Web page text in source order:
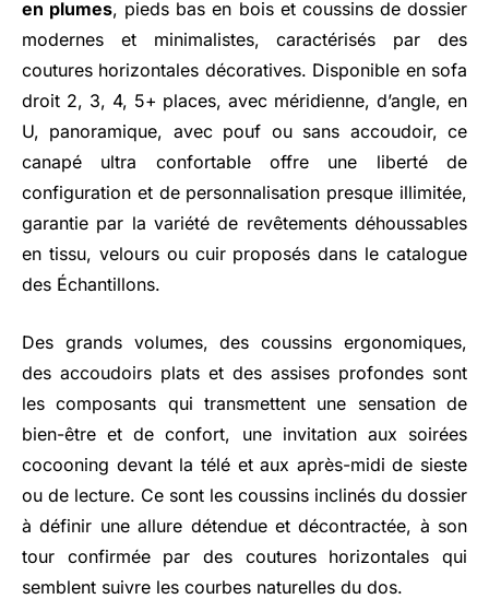
en plumes, pieds bas en bois et coussins de dossier
modernes et minimalistes, caractérisés par des
coutures horizontales décoratives. Disponible en sofa
droit 2, 3, 4, 5+ places, avec méridienne, d’angle, en
U, panoramique, avec pouf ou sans accoudoir, ce
canapé ultra confortable offre une liberté de
configuration et de personnalisation presque illimitée,
garantie par la variété de revêtements déhoussables
en tissu, velours ou cuir proposés dans le catalogue
des Échantillons.
Des grands volumes, des coussins ergonomiques,
des accoudoirs plats et des assises profondes sont
les composants qui transmettent une sensation de
bien-être et de confort, une invitation aux soirées
cocooning devant la télé et aux après-midi de sieste
ou de lecture. Ce sont les coussins inclinés du dossier
à définir une allure détendue et décontractée, à son
tour confirmée par des coutures horizontales qui
semblent suivre les courbes naturelles du dos.